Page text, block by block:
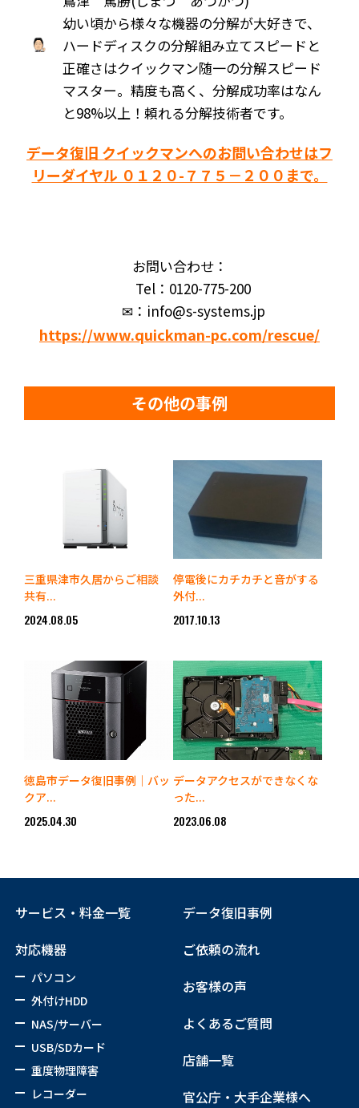
幼い頃から様々な機器の分解が大好きで、
ハードディスクの分解組み立てスピードと
正確さはクイックマン随一の分解スピード
マスター。精度も高く、分解成功率はなん
と98%以上！頼れる分解技術者です。
データ復旧 クイックマンへのお問い合わせはフ
リーダイヤル ０１２０-７７５－２００まで。
お問い合わせ：
Tel：0120-775-200
✉：info@s-systems.jp
https://www.quickman-pc.com/rescue/
その他の事例
三重県津市久居からご相談
共有...
2024.08.05
停電後にカチカチと音がする
外付...
2017.10.13
徳島市データ復旧事例｜バッ
クア...
2025.04.30
データアクセスができなくな
った...
2023.06.08
サービス・料金一覧
対応機器
パソコン
外付けHDD
NAS/サーバー
USB/SDカード
重度物理障害
レコーダー
データ復旧事例
ご依頼の流れ
お客様の声
よくあるご質問
店舗一覧
官公庁・大手企業様へ